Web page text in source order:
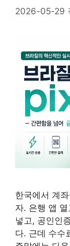
2026-05-29
한국에서 계
자. 은행 앱
넣고, 공인인
다. 근데 수수